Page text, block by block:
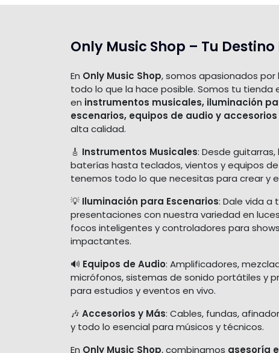
Only Music Shop – Tu
En Only Music Shop, somos apasionados por
todo lo que la hace posible. Somos tu tienda
en instrumentos musicales, iluminación
escenarios, equipos de audio y accesorios
alta calidad.
🎸 Instrumentos Musicales: Desde guitarras,
baterías hasta teclados, vientos y equipos
tenemos todo lo que necesitas para crear y
💡 Iluminación para Escenarios: Dale vida a
presentaciones con nuestra variedad en luces
focos inteligentes y controladores para shows
impactantes.
🔊 Equipos de Audio: Amplificadores,
micrófonos, sistemas de sonido portátiles y
para estudios y eventos en vivo.
🎶 Accesorios y Más: Cables, fundas,
y todo lo esencial para músicos y técnicos.
En Only Music Shop, combinamos asesoría